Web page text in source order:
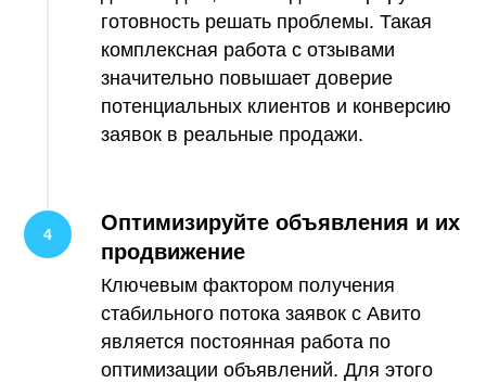
готовность решать проблемы. Такая
комплексная работа с отзывами
значительно повышает доверие
потенциальных клиентов и конверсию
заявок в реальные продажи.
Оптимизируйте объявления и их
продвижение
Ключевым фактором получения
стабильного потока заявок с Авито
является постоянная работа по
оптимизации объявлений. Для этого